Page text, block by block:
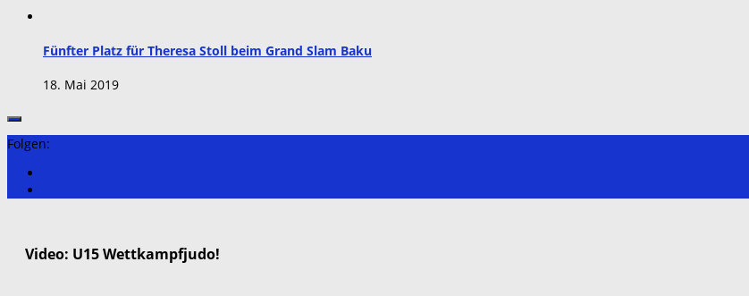
Fünfter Platz für Theresa Stoll beim Grand Slam Baku
18. Mai 2019
Folgen:
Video: U15 Wettkampfjudo!